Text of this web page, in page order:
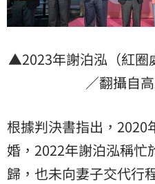
▲2023年謝泊泓（紅圈
／翻攝自
根據判決書指出，2020
婚，2022年謝泊泓稱忙
歸，也未向妻子交代行